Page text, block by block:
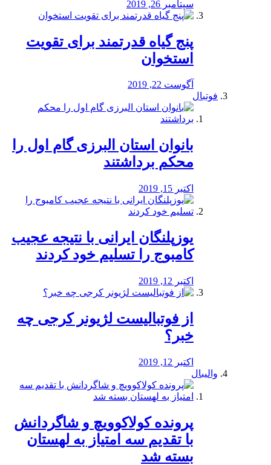
سپتامبر 26, 2019
پنج گیاه قدرتمند برای تقویت
استخوان
آگوست 22, 2019
فوتبال
بانوان استان البرزی گام اول را
محكم برداشتند
اکتبر 15, 2019
یوزپلنگان ایرانی با نتیجه عجیب
کامبوج را تسلیم خود کردند
اکتبر 12, 2019
از فوتبالیست لژیونر کرجی چه
خبر؟
اکتبر 12, 2019
والیبال
پرونده کولاکوویچ و شاگردانش
با تقدیم سه امتیاز به لهستان
بسته شد